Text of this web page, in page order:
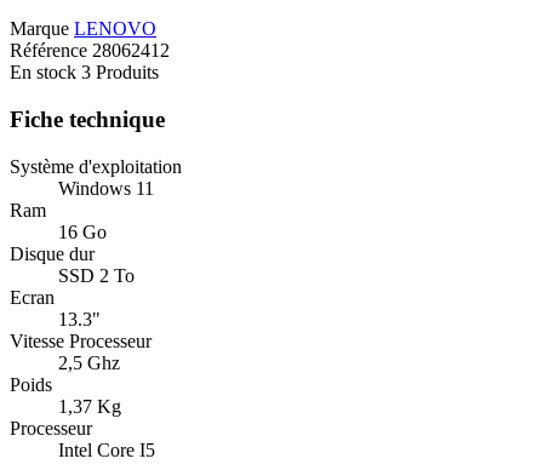
Marque LENOVO
Référence 28062412
En stock 3 Produits
Fiche technique
Système d'exploitation
Windows 11
Ram
16 Go
Disque dur
SSD 2 To
Ecran
13.3"
Vitesse Processeur
2,5 Ghz
Poids
1,37 Kg
Processeur
Intel Core I5